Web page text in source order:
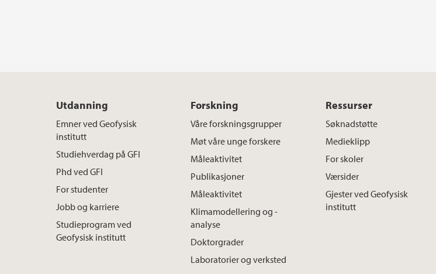
Utdanning
Emner ved Geofysisk
institutt
Studiehverdag på GFI
Phd ved GFI
For studenter
Jobb og karriere
Studieprogram ved
Geofysisk institutt
Forskning
Våre forskningsgrupper
Møt våre unge forskere
Måleaktivitet
Publikasjoner
Måleaktivitet
Klimamodellering og -
analyse
Doktorgrader
Laboratorier og verksted
Ressurser
Søknadstøtte
Medieklipp
For skoler
Værsider
Gjester ved Geofysisk
institutt